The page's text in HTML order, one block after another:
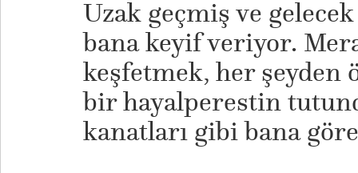
Uzak geçmiş ve
bana keyif veriyor.
keşfetmek, her şeyden
bir hayalperestin
kanatları gibi bana